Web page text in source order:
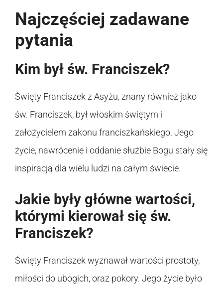
Najczęściej zadawane
pytania
Kim był św. Franciszek?
Święty Franciszek z Asyżu, znany również jako
św. Franciszek, był włoskim świętym i
założycielem zakonu franciszkańskiego. Jego
życie, nawrócenie i oddanie służbie Bogu stały się
inspiracją dla wielu ludzi na całym świecie.
Jakie były główne wartości,
którymi kierował się św.
Franciszek?
Święty Franciszek wyznawał wartości prostoty,
miłości do ubogich, oraz pokory. Jego życie było